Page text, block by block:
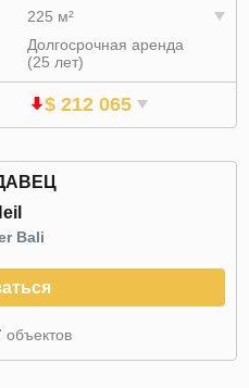
225 м²
Долгосрочная аренда
(25 лет)
$ 212 065
Bali